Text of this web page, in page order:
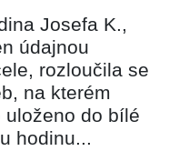
Josefa K.,
údajnou
rozloučila se
na kterém
uloženo do bílé
hodinu...